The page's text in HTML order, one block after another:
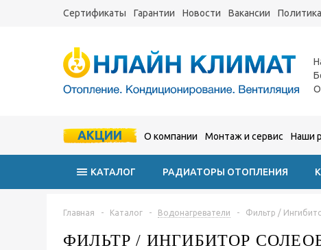
Сертификаты Гарантии Новости Вакансии
АКЦИИ О компании Монтаж и сервис Наши
КАТАЛОГ РАДИАТОРЫ ОТОПЛЕНИЯ
Главная - Каталог - Водонагреватели - Фильтр /
ФИЛЬТР / ИНГИБИТОР